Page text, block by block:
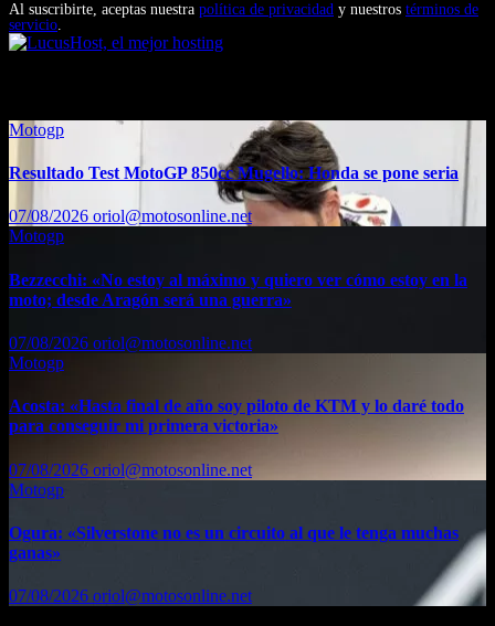
Al suscribirte, aceptas nuestra política de privacidad y nuestros términos de
servicio.
Motogp
Resultado Test MotoGP 850cc Mugello: Honda se pone seria
07/08/2026 oriol@motosonline.net
Motogp
Bezzecchi: «No estoy al máximo y quiero ver cómo estoy en la
moto; desde Aragón será una guerra»
07/08/2026 oriol@motosonline.net
Motogp
Acosta: «Hasta final de año soy piloto de KTM y lo daré todo
para conseguir mi primera victoria»
07/08/2026 oriol@motosonline.net
Motogp
Ogura: «Silverstone no es un circuito al que le tenga muchas
ganas»
07/08/2026 oriol@motosonline.net